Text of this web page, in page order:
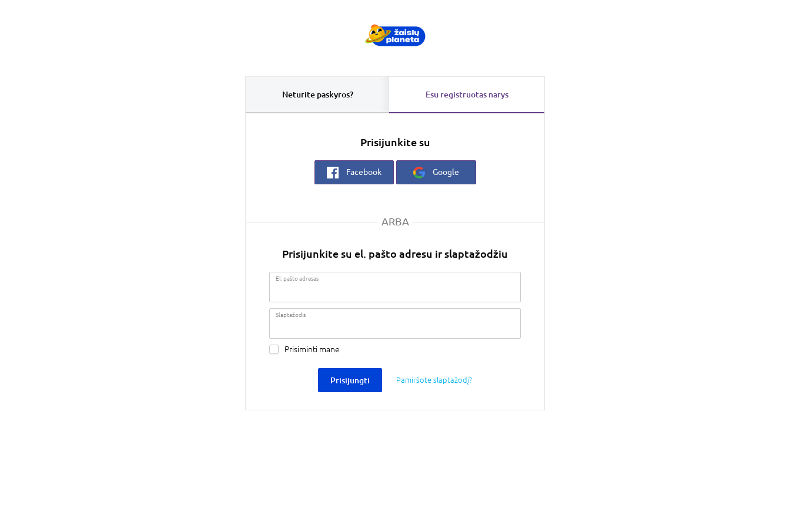
Neturite paskyros? Esu registruotas narys
Prisijunkite su
Facebook Google
ARBA
Prisijunkite su el. pašto adresu ir slaptažodžiu
El. pašto adresas
Slaptažodis
Prisiminti mane
Prisijungti Pamiršote slaptažodį?